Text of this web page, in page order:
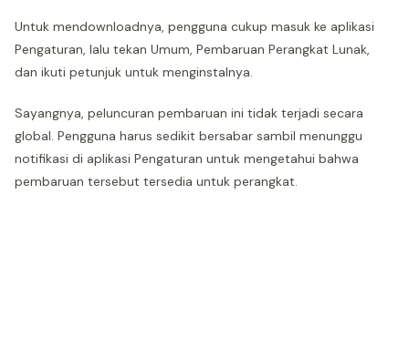
Untuk mendownloadnya, pengguna cukup masuk ke aplikasi
Pengaturan, lalu tekan Umum, Pembaruan Perangkat Lunak,
dan ikuti petunjuk untuk menginstalnya.
Sayangnya, peluncuran pembaruan ini tidak terjadi secara
global. Pengguna harus sedikit bersabar sambil menunggu
notifikasi di aplikasi Pengaturan untuk mengetahui bahwa
pembaruan tersebut tersedia untuk perangkat.